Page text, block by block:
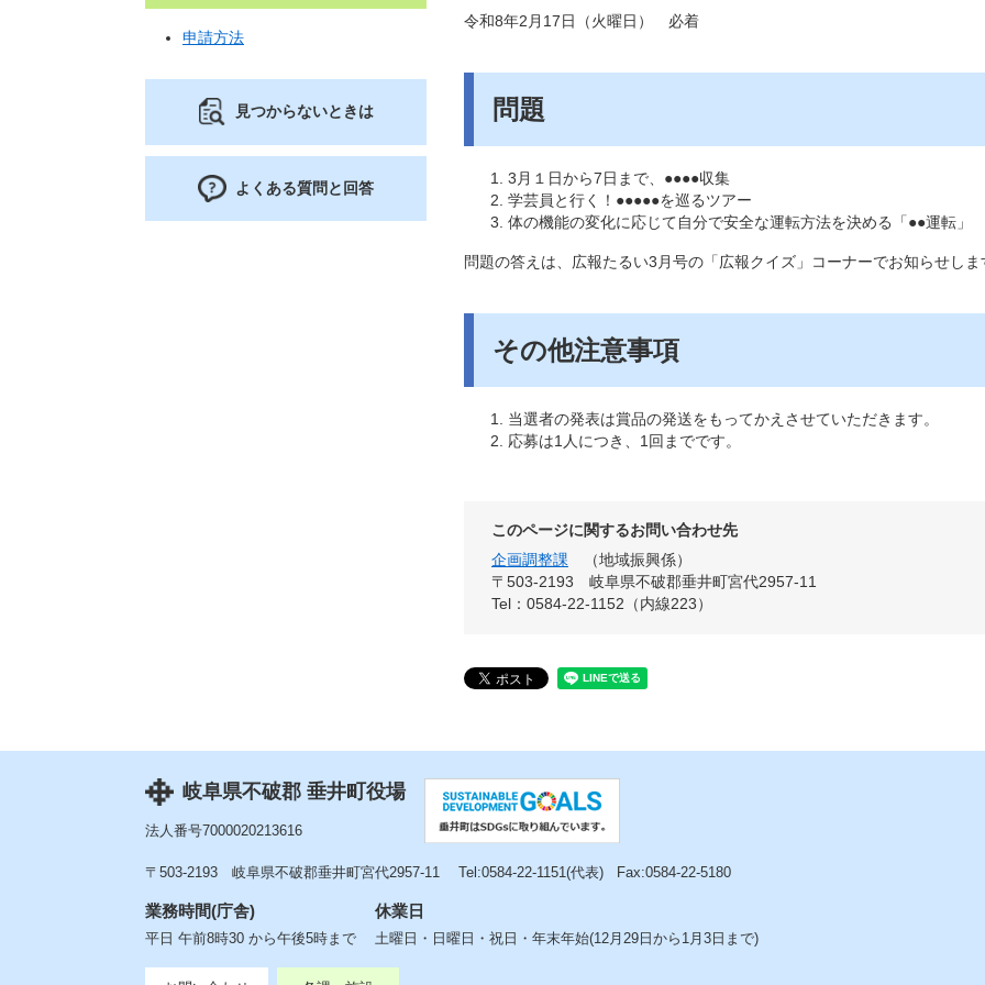
令和8年2月17日（火曜日） 必着
問題
3月１日から7日まで、●●●●収集
学芸員と行く！●●●●●を巡るツアー
体の機能の変化に応じて自分で安全な運転方法を決める「●●運転」
問題の答えは、広報たるい3月号の「広報クイズ」コーナーでお知らせしま
その他注意事項
当選者の発表は賞品の発送をもってかえさせていただきます。
応募は1人につき、1回までです。
このページに関するお問い合わせ先
企画調整課
地域振興係
〒503-2193
岐阜県不破郡垂井町宮代2957-11
Tel：0584-22-1152（内線223）
申請方法
見つからないときは
よくある質問と回答
岐阜県不破郡 垂井町役場
法人番号7000020213616
〒503-2193 岐阜県不破郡垂井町宮代2957-11 Tel:0584-22-1151(代表) Fax:0584-22-5180
業務時間(庁舎)
平日 午前8時30 から午後5時まで
休業日
土曜日・日曜日・祝日・年末年始(12月29日から1月3日まで)